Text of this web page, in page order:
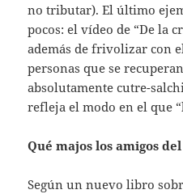
no tributar). El último
pocos: el vídeo de “De la
además de frivolizar con
personas que se
absolutamente cutre-
refleja el modo en el que
Qué majos los amigos
Según un nuevo libro